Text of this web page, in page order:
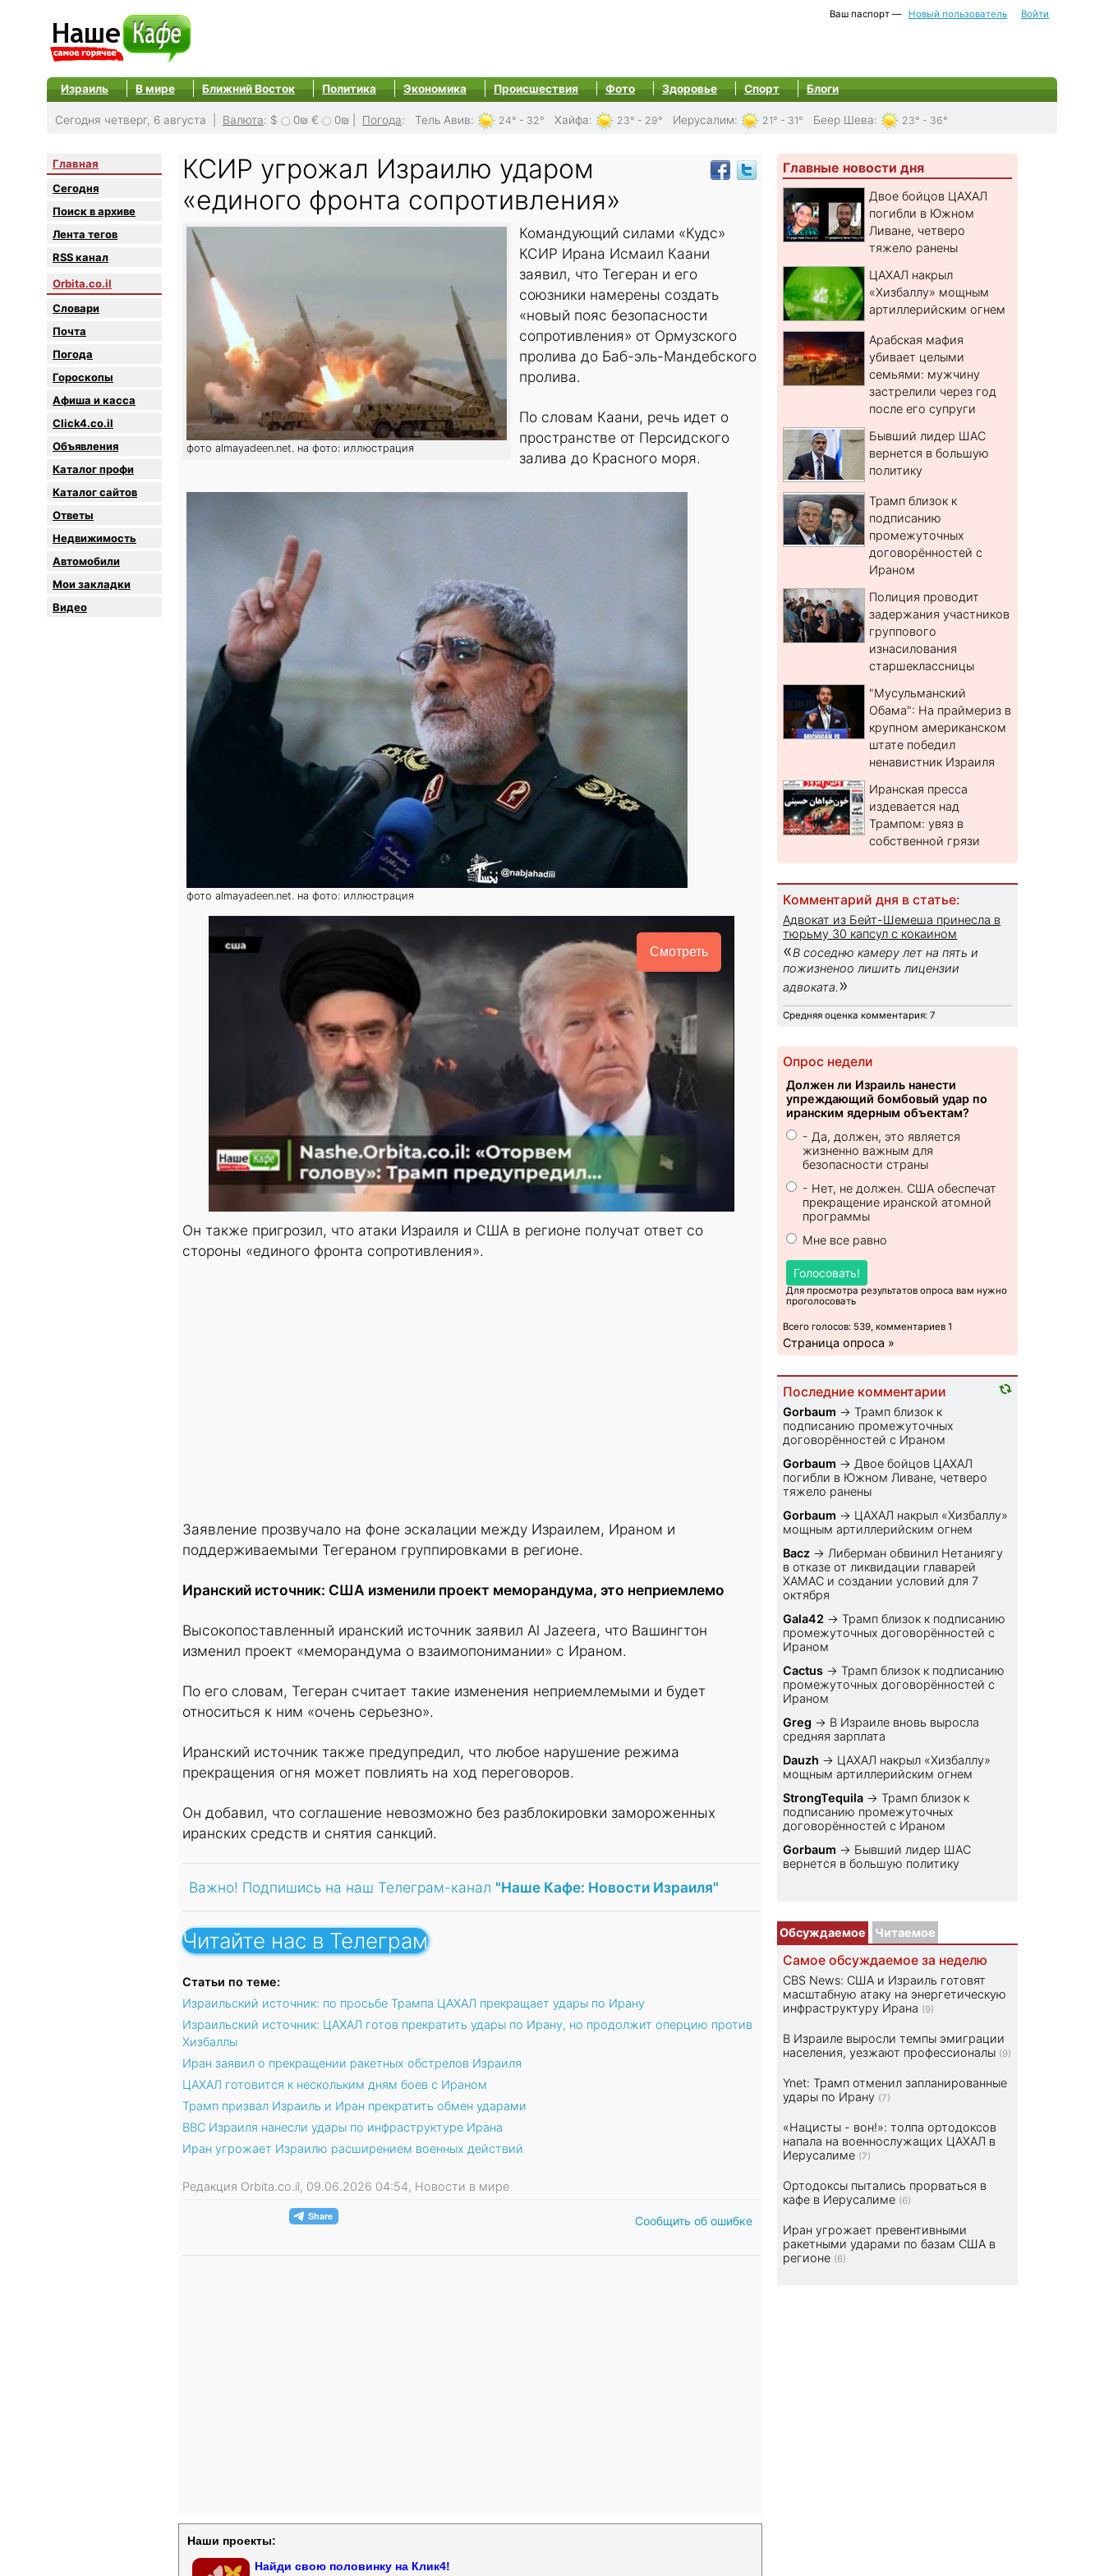
Ваш паспорт — Новый пользователь Войти
Израиль В мире Ближний Восток Политика Экономика Происшествия Фото Здоровье Спорт Блоги
Сегодня четверг, 6 августа | Валюта: $ 0₪ € 0₪ Погода: Тель Авив: 24° - 32° Хайфа: 23° - 29° Иерусалим: 21° - 31° Беер Шева: 23° - 36°
Главная
Сегодня
Поиск в архиве
Лента тегов
RSS канал
Orbita.co.il
Словари
Почта
Погода
Гороскопы
Афиша и касса
Click4.co.il
Объявления
Каталог профи
Каталог сайтов
Oтветы
Недвижимость
Автомобили
Мои закладки
Видео
КСИР угрожал Израилю ударом
«единого фронта сопротивления»
фото almayadeen.net. на фото: иллюстрация
Командующий силами «Кудс»
КСИР Ирана Исмаил Каани
заявил, что Тегеран и его
союзники намерены создать
«новый пояс безопасности
сопротивления» от Ормузского
пролива до Баб-эль-Мандебского
пролива.
По словам Каани, речь идет о
пространстве от Персидского
залива до Красного моря.
фото almayadeen.net. на фото: иллюстрация
Смотреть
Он также пригрозил, что атаки Израиля и США в регионе получат ответ со
стороны «единого фронта сопротивления».
Заявление прозвучало на фоне эскалации между Израилем, Ираном и
поддерживаемыми Тегераном группировками в регионе.
Иранский источник: США изменили проект меморандума, это неприемлемо
Высокопоставленный иранский источник заявил Al Jazeera, что Вашингтон
изменил проект «меморандума о взаимопонимании» с Ираном.
По его словам, Тегеран считает такие изменения неприемлемыми и будет
относиться к ним «очень серьезно».
Иранский источник также предупредил, что любое нарушение режима
прекращения огня может повлиять на ход переговоров.
Он добавил, что соглашение невозможно без разблокировки замороженных
иранских средств и снятия санкций.
Важно! Подпишись на наш Телеграм-канал "Наше Кафе: Новости Израиля"
Читайте нас в Телеграм
Статьи по теме:
Израильский источник: по просьбе Трампа ЦАХАЛ прекращает удары по Ирану
Израильский источник: ЦАХАЛ готов прекратить удары по Ирану, но продолжит оперцию против
Хизбаллы
Иран заявил о прекращении ракетных обстрелов Израиля
ЦАХАЛ готовится к нескольким дням боев с Ираном
Трамп призвал Израиль и Иран прекратить обмен ударами
ВВС Израиля нанесли удары по инфраструктуре Ирана
Иран угрожает Израилю расширением военных действий
Редакция Orbita.co.il, 09.06.2026 04:54, Новости в мире
Сообщить об ошибке
Наши проекты:
Найди свою половинку на Клик4!
Главные новости дня
Двое бойцов ЦАХАЛ
погибли в Южном
Ливане, четверо
тяжело ранены
ЦАХАЛ накрыл
«Хизбаллу» мощным
артиллерийским огнем
Арабская мафия
убивает целыми
семьями: мужчину
застрелили через год
после его супруги
Бывший лидер ШАС
вернется в большую
политику
Трамп близок к
подписанию
промежуточных
договорённостей с
Ираном
Полиция проводит
задержания участников
группового
изнасилования
старшеклассницы
"Мусульманский
Обама": На праймериз в
крупном американском
штате победил
ненавистник Израиля
Иранская пресса
издевается над
Трампом: увяз в
собственной грязи
Комментарий дня в статье:
Адвокат из Бейт-Шемеша принесла в
тюрьму 30 капсул с кокаином
«В соседню камеру лет на пять и
пожизненоо лишить лицензии
адвоката. »
Средняя оценка комментария: 7
Опрос недели
Должен ли Израиль нанести
упреждающий бомбовый удар по
иранским ядерным объектам?
- Да, должен, это является
жизненно важным для
безопасности страны
- Нет, не должен. США обеспечат
прекращение иранской атомной
программы
Мне все равно
Голосовать!
Для просмотра результатов опроса вам нужно
проголосовать
Всего голосов: 539, комментариев 1
Страница опроса »
Последние комментарии
Gorbaum →Трамп близок к
подписанию промежуточных
договорённостей с Ираном
Gorbaum → Двое бойцов ЦАХАЛ
погибли в Южном Ливане, четверо
тяжело ранены
Gorbaum → ЦАХАЛ накрыл «Хизбаллу»
мощным артиллерийским огнем
Bacz → Либерман обвинил Нетаниягу
в отказе от ликвидации главарей
ХАМАС и создании условий для 7
октября
Gala42 →Трамп близок к подписанию
промежуточных договорённостей с
Ираном
Cactus →Трамп близок к подписанию
промежуточных договорённостей с
Ираном
Greg → В Израиле вновь выросла
средняя зарплата
Dauzh → ЦАХАЛ накрыл «Хизбаллу»
мощным артиллерийским огнем
StrongTequila →Трамп близок к
подписанию промежуточных
договорённостей с Ираном
Gorbaum → Бывший лидер ШАС
вернется в большую политику
Обсуждаемое Читаемое
Самое обсуждаемое за неделю
CBS News: США и Израиль готовят
масштабную атаку на энергетическую
инфраструктуру Ирана (9)
В Израиле выросли темпы эмиграции
населения, уезжают профессионалы (9)
Ynet: Трамп отменил запланированные
удары по Ирану (7)
«Нацисты - вон!»: толпа ортодоксов
напала на военнослужащих ЦАХАЛ в
Иерусалиме (7)
Ортодоксы пытались прорваться в
кафе в Иерусалиме (6)
Иран угрожает превентивными
ракетными ударами по базам США в
регионе (6)